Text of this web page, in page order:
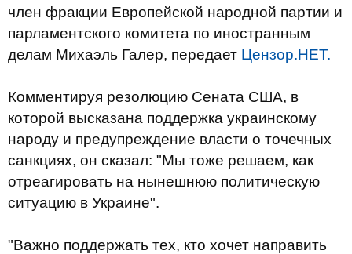
член фракции Европейской народной партии и
парламентского комитета по иностранным
делам Михаэль Галер, передает Цензор.НЕТ.
Комментируя резолюцию Сената США, в
которой высказана поддержка украинскому
народу и предупреждение власти о точечных
санкциях, он сказал: "Мы тоже решаем, как
отреагировать на нынешнюю политическую
ситуацию в Украине".
"Важно поддержать тех, кто хочет направить